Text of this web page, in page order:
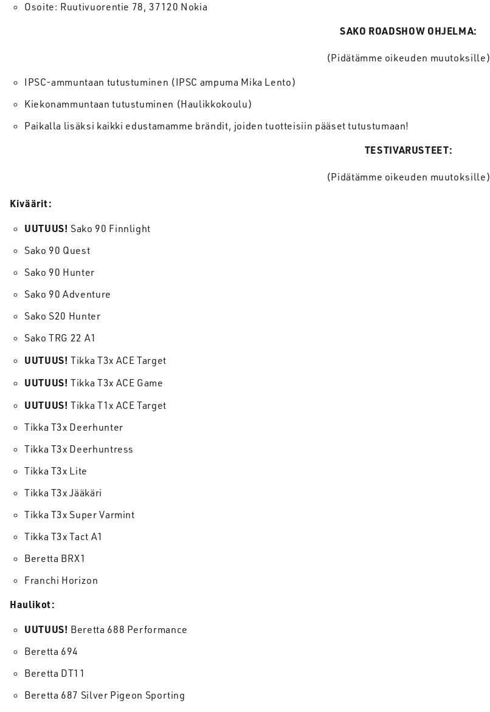
Osoite: Ruutivuorentie 78, 37120 Nokia
SAKO ROADSHOW OHJELMA:
(Pidätämme oikeuden muutoksille)
IPSC-ammuntaan tutustuminen (IPSC ampuma Mika Lento)
Kiekonammuntaan tutustuminen (Haulikkokoulu)
Paikalla lisäksi kaikki edustamamme brändit, joiden tuotteisiin pääset tutustumaan!
TESTIVARUSTEET:
(Pidätämme oikeuden muutoksille)
Kiväärit:
UUTUUS! Sako 90 Finnlight
Sako 90 Quest
Sako 90 Hunter
Sako 90 Adventure
Sako S20 Hunter
Sako TRG 22 A1
UUTUUS! Tikka T3x ACE Target
UUTUUS! Tikka T3x ACE Game
UUTUUS! Tikka T1x ACE Target
Tikka T3x Deerhunter
Tikka T3x Deerhuntress
Tikka T3x Lite
Tikka T3x Jääkäri
Tikka T3x Super Varmint
Tikka T3x Tact A1
Beretta BRX1
Franchi Horizon
Haulikot:
UUTUUS! Beretta 688 Performance
Beretta 694
Beretta DT11
Beretta 687 Silver Pigeon Sporting